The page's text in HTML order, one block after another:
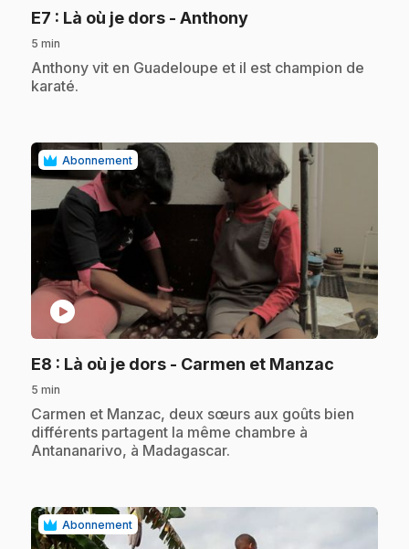
E7 : Là où je dors - Anthony.
5 min
.Anthony vit en Guadeloupe et il est champion de
karaté.
Abonnement
play_circle
E8 : Là où je dors - Carmen et Manzac
5 min
.Carmen et Manzac, deux sœurs aux goûts bien
différents partagent la même chambre à
Antananarivo, à Madagascar.
Abonnement